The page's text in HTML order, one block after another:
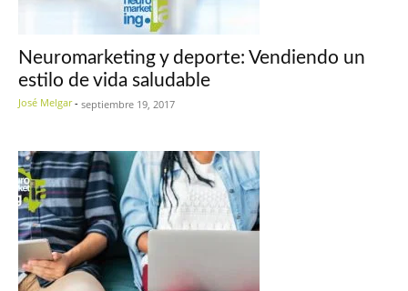
Neuromarketing y deporte: Vendiendo un
estilo de vida saludable
José Melgar - septiembre 19, 2017